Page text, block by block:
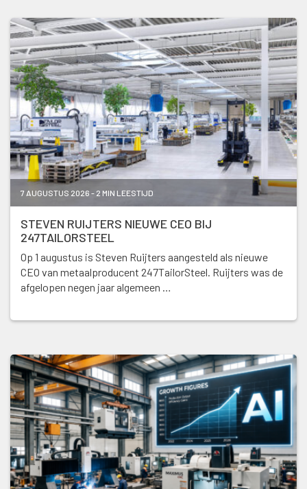
7 AUGUSTUS 2026 - 2 MIN LEESTIJD
STEVEN RUIJTERS NIEUWE CEO BIJ
247TAILORSTEEL
Op 1 augustus is Steven Ruijters aangesteld als nieuwe
CEO van metaalproducent 247TailorSteel. Ruijters was de
afgelopen negen jaar algemeen …